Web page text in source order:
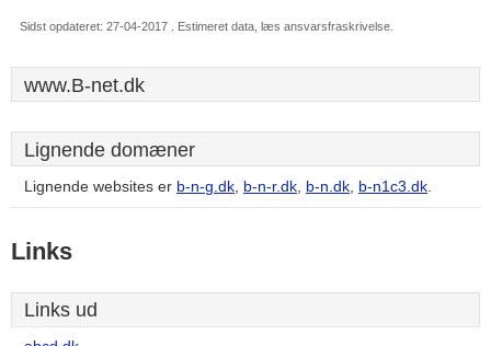
Sidst opdateret: 27-04-2017 . Estimeret data, læs ansvarsfraskrivelse.
www.B-net.dk
Lignende domæner
Lignende websites er b-n-g.dk, b-n-r.dk, b-n.dk, b-n1c3.dk.
Links
Links ud